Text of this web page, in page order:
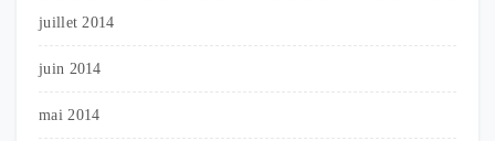
juillet 2014
juin 2014
mai 2014